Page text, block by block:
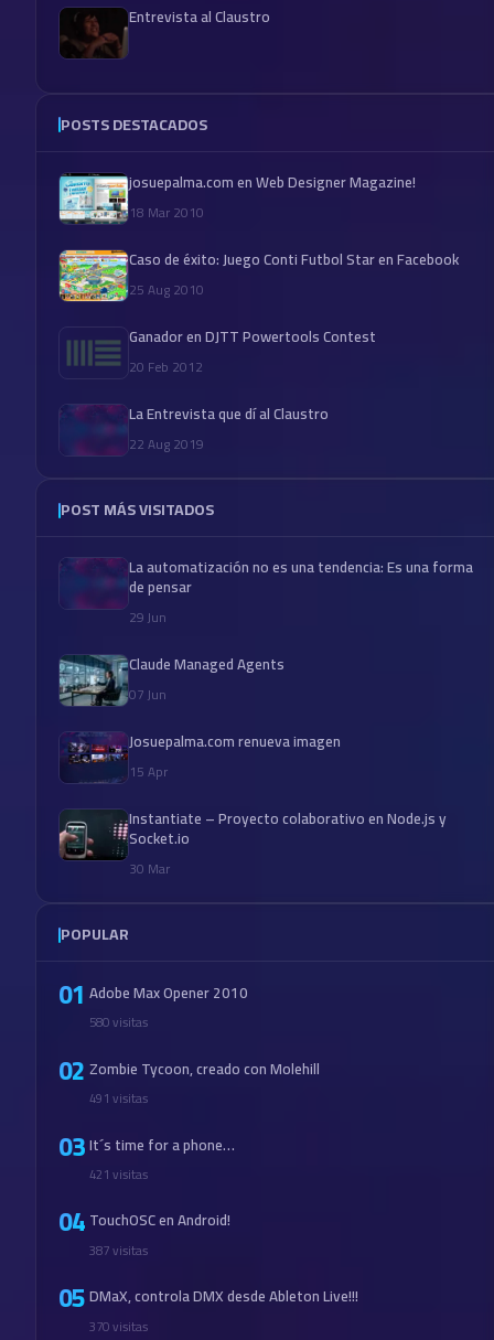
Entrevista al Claustro
POSTS DESTACADOS
josuepalma.com en Web Designer Magazine!
18 Mar 2010
Caso de éxito: Juego Conti Futbol Star en Facebook
25 Aug 2010
Ganador en DJTT Powertools Contest
20 Feb 2012
La Entrevista que dí al Claustro
22 Aug 2019
POST MÁS VISITADOS
La automatización no es una tendencia: Es una forma
de pensar
29 Jun
Claude Managed Agents
07 Jun
Josuepalma.com renueva imagen
15 Apr
Instantiate – Proyecto colaborativo en Node.js y
Socket.io
30 Mar
POPULAR
01 Adobe Max Opener 2010
580 visitas
02Zombie Tycoon, creado con Molehill
491 visitas
03It´s time for a phone…
421 visitas
04TouchOSC en Android!
387 visitas
05DMaX, controla DMX desde Ableton Live!!!
370 visitas